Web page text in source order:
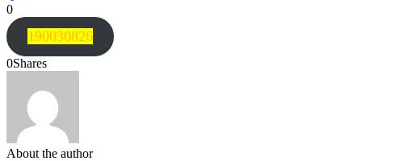
0
190030826
0Shares
About the author